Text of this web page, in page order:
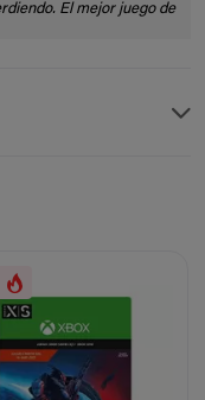
El mejor juego de